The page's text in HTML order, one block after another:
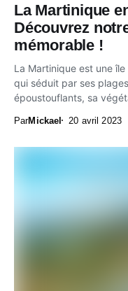
La Martinique
Découvrez
mémorable !
La Martinique est une
qui séduit par ses
époustouflants, sa
ParMickael 20 avril 2023